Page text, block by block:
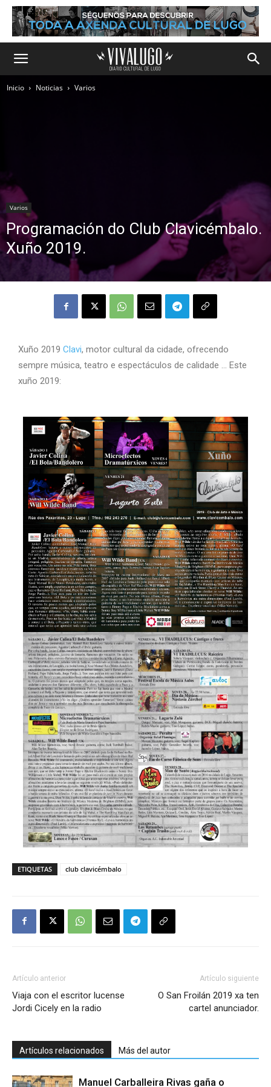
Inicio Noticias Varios
Varios
Programación do Club Clavicémbalo.
Xuño 2019.
Xuño 2019 Clavi, motor cultural da cidade, ofrecendo
sempre música, teatro e espectáculos de calidade … Este
xuño 2019:
ETIQUETAS club clavicémbalo
Artículo anterior
Viaja con el escritor lucense
Jordi Cicely en la radio
Artículo siguiente
O San Froilán 2019 xa ten
cartel anunciador.
Artículos relacionados Más del autor
Manuel Carballeira Rivas gaña o